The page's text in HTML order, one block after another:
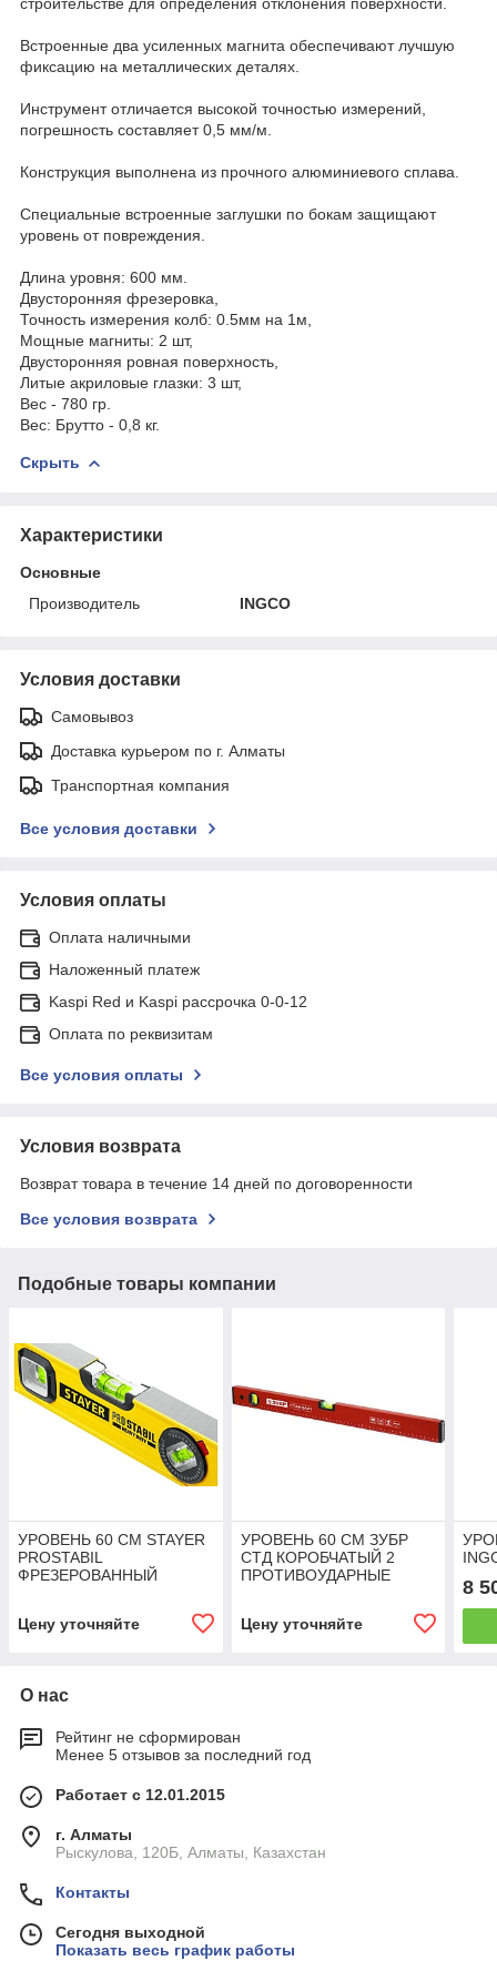
Встроенные два усиленных магнита обеспечивают лучшую
фиксацию на металлических деталях.
Инструмент отличается высокой точностью измерений,
погрешность составляет 0,5 мм/м.
Конструкция выполнена из прочного алюминиевого сплава.
Специальные встроенные заглушки по бокам защищают
уровень от повреждения.
Длина уровня: 600 мм.
Двусторонняя фрезеровка,
Точность измерения колб: 0.5мм на 1м,
Мощные магниты: 2 шт,
Двусторонняя ровная поверхность,
Литые акриловые глазки: 3 шт,
Вес - 780 гр.
Вес: Брутто - 0,8 кг.
Скрыть
Характеристики
Основные
Производитель
INGCO
Условия доставки
Самовывоз
Доставка курьером по г. Алматы
Транспортная компания
Все условия доставки
Условия оплаты
Оплата наличными
Наложенный платеж
Kaspi Red и Kaspi рассрочка 0-0-12
Оплата по реквизитам
Все условия оплаты
Условия возврата
Возврат товара в течение 14 дней по договоренности
Все условия возврата
Подобные товары компании
УРОВЕНЬ 60 СМ STAYER
PROSTABIL
ФРЕЗЕРОВАННЫЙ
Цену уточняйте
УРОВЕНЬ 60 СМ ЗУБР
СТД КОРОБЧАТЫЙ 2
ПРОТИВОУДАРНЫЕ
Цену уточняйте
8
О нас
Рейтинг не сформирован
Менее 5 отзывов за последний год
Работает с 12.01.2015
г. Алматы
Рыскулова, 120Б, Алматы, Казахстан
Контакты
Сегодня выходной
Показать весь график работы